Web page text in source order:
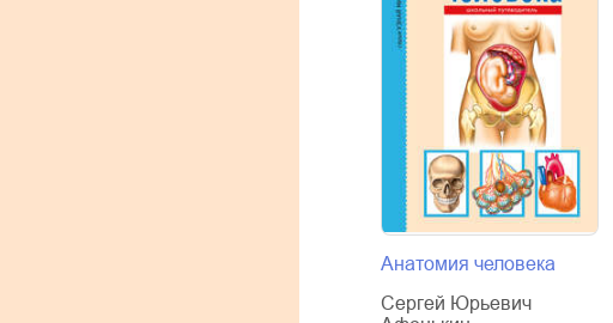
Анатомия человека
Сергей Юрьевич